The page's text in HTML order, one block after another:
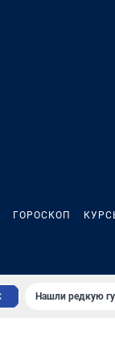
ГОРОСКОП
Нашли редкую